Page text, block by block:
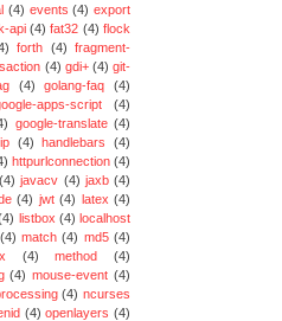
(4) events (4) export
api (4) fat32 (4) flock
forth (4) fragment-
(4) gdi+ (4) git-
(4) golang-faq
(4)
apps-script
(4)
google-translate (4)
(4) handlebars
(4)
httpurlconnection (4)
(4) javacv (4) jaxb (4)
(4) jwt (4) latex (4)
listbox (4) localhost
(4) match (4) md5 (4)
(4) method
(4)
(4) mouse-event (4)
(4) ncurses
(4) openlayers (4)